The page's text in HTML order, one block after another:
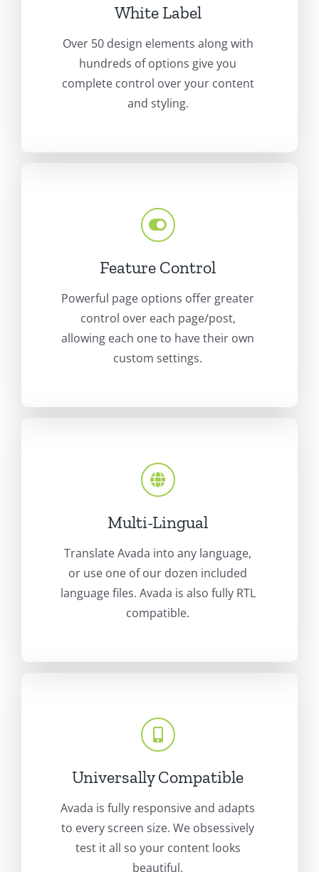
White Label
Over 50 design elements along with
hundreds of options give you
complete control over your content
and styling.
Feature Control
Powerful page options offer greater
control over each page/post,
allowing each one to have their own
custom settings.
Multi-Lingual
Translate Avada into any language,
or use one of our dozen included
language files. Avada is also fully RTL
compatible.
Universally Compatible
Avada is fully responsive and adapts
to every screen size. We obsessively
test it all so your content looks
beautiful.